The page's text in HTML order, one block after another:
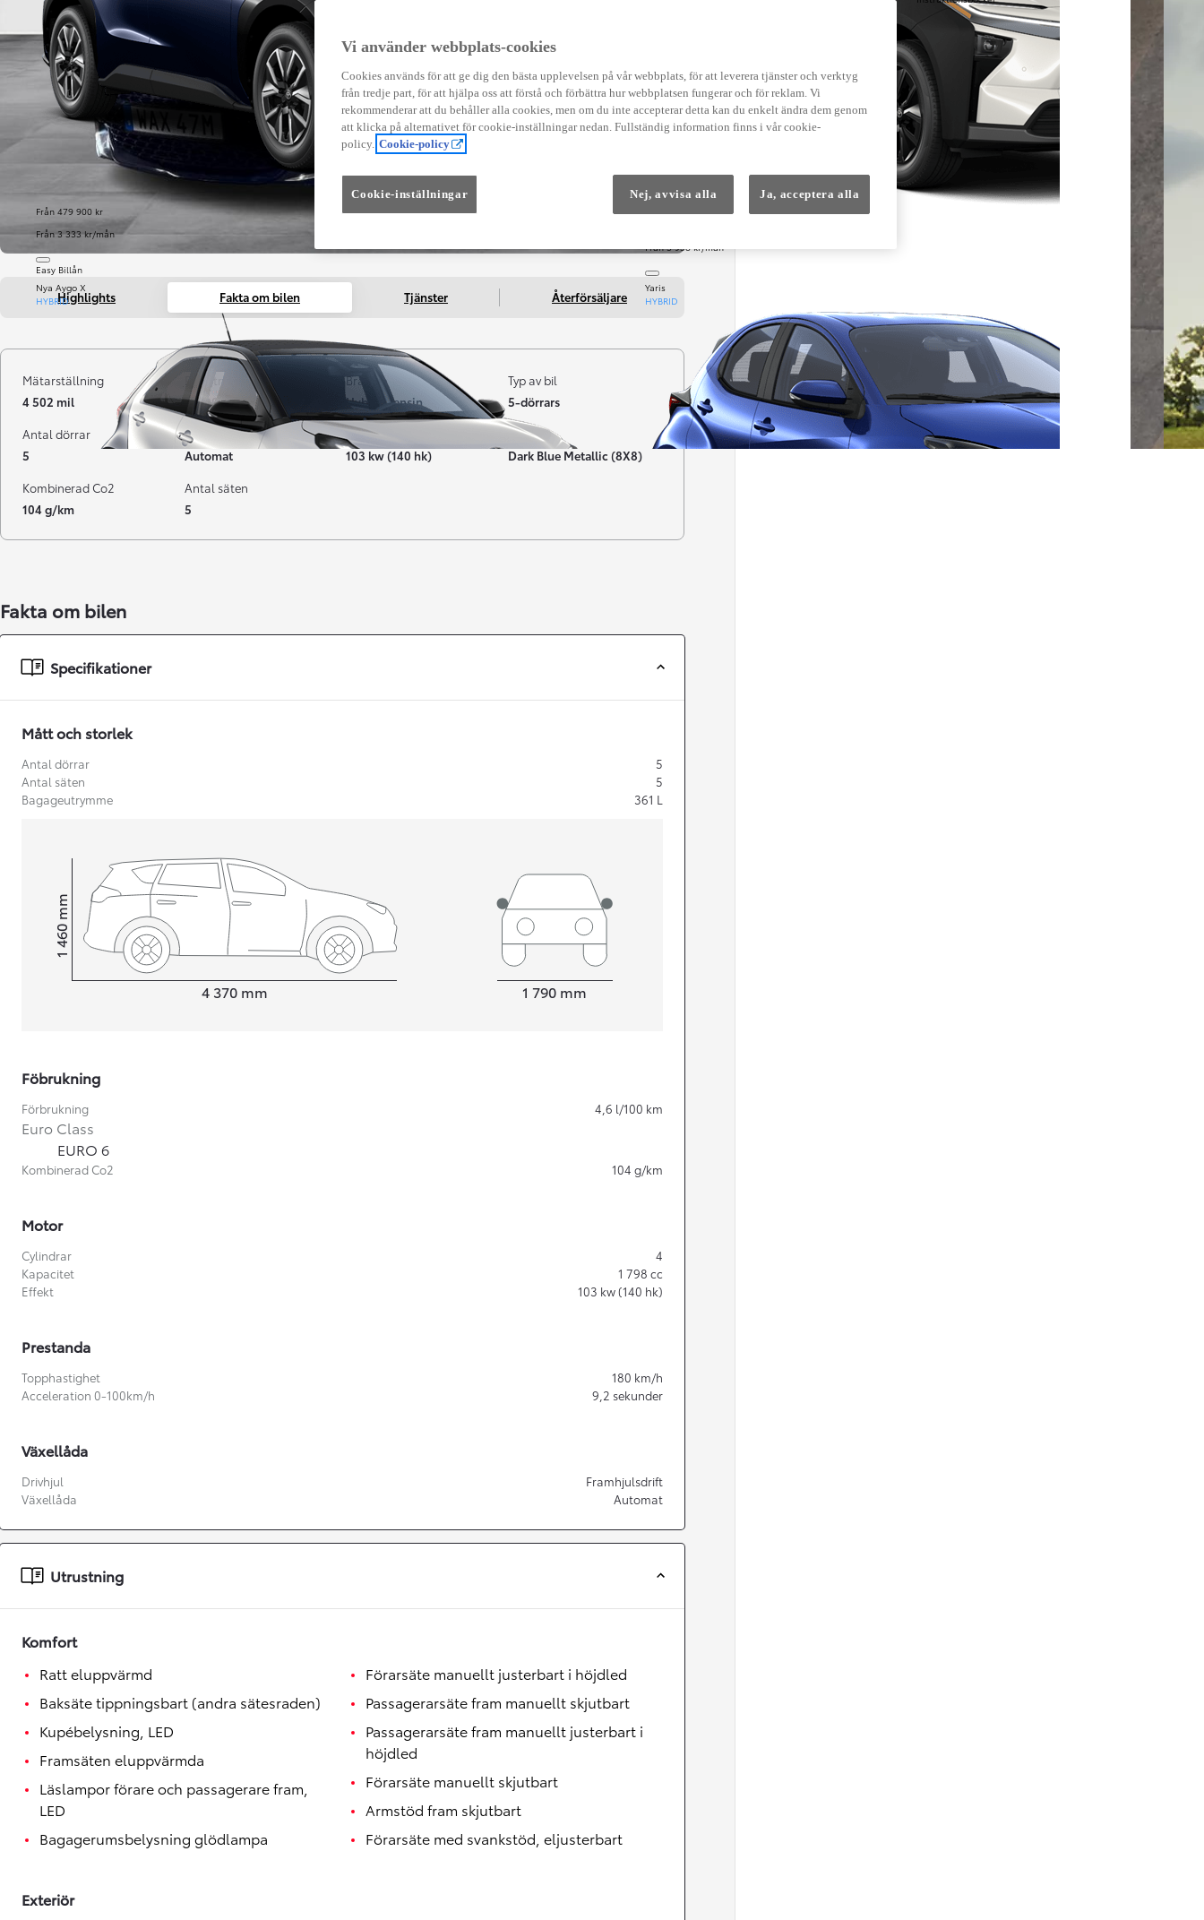
Från 479 900 kr
Från 3 333 kr/mån
Easy Billån
Från 3 958 kr/mån
Nya Aygo X
HYBRID
Från 238 900 kr
Yaris
HYBRID
GR Yaris
Från 599 900 kr
Från 324 900 kr
Nya Corolla Cross
HYBRID
Toyota C-HR
HYBRID & LADDHYBRID
Toyota GR Supra
Nya GR GT
Highlights Fakta om bilen Tjänster Återförsäljare
Mätarställning
4 502 mil
Registrerad
09-2023
Bränsle
Hybrid Bensin
Typ av bil
5-dörrars
Antal dörrar
5
Växellåda
Automat
Effekt
103 kw (140 hk)
Färg
Dark Blue Metallic (8X8)
Kombinerad Co2
104 g/km
Antal säten
5
Fakta om bilen
Specifikationer
Mått och storlek
Antal dörrar
5
Antal säten
5
Bagageutrymme
361 L
4 370 mm
Height1 460
mm
1 790 mm
Föbrukning
Förbrukning 4,6 l/100 km
Euro Class
EURO 6
Kombinerad Co2 104 g/km
Motor
Cylindrar
4
Kapacitet
1 798 cc
Effekt
103 kw (140 hk)
Prestanda
Topphastighet 180 km/h
Acceleration 0-100km/h
9,2 sekunder
Växellåda
Drivhjul
Framhjulsdrift
Växellåda
Automat
Utrustning
Komfort
Ratt eluppvärmd
Baksäte tippningsbart (andra sätesraden)
Kupébelysning, LED
Framsäten eluppvärmda
Läslampor förare och passagerare fram,
LED
Bagagerumsbelysning glödlampa
Förarsäte manuellt justerbart i höjdled
Passagerarsäte fram manuellt skjutbart
Passagerarsäte fram manuellt justerbart i
höjdled
Förarsäte manuellt skjutbart
Armstöd fram skjutbart
Förarsäte med svankstöd, eljusterbart
Exteriör
Vi använder webbplats-cookies
Cookies används för att ge dig den bästa upplevelsen på vår webbplats, för att leverera tjänster och verktyg
från tredje part, för att hjälpa oss att förstå och förbättra hur webbplatsen fungerar och för reklam. Vi
rekommenderar att du behåller alla cookies, men om du inte accepterar detta kan du enkelt ändra dem genom
att klicka på alternativet för cookie-inställningar nedan. Fullständig information finns i vår cookie-
policy. Cookie-policy
Cookie-inställningar Nej, avvisa alla Ja, acceptera alla